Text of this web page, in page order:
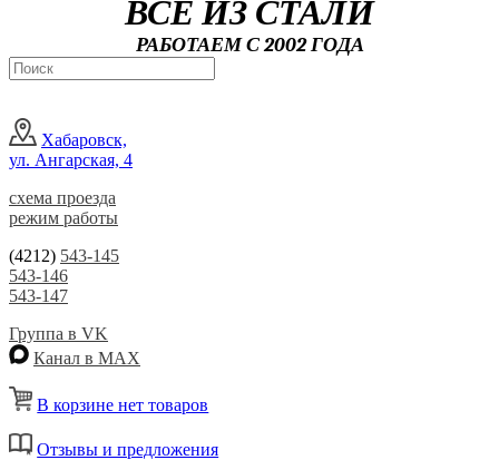
ВСЁ ИЗ СТАЛИ
РАБОТАЕМ С 2002 ГОДА
Хабаровск,
ул. Ангарская, 4
схема проезда
режим работы
(4212) 543-145
543-146
543-147
Группа в VK
Канал в MAX
В корзине нет товаров
Отзывы и предложения